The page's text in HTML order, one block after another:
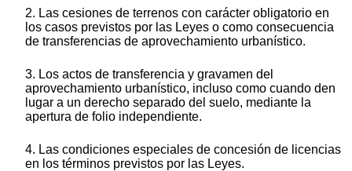
2. Las cesiones de terrenos con carácter obligatorio en
los casos previstos por las Leyes o como consecuencia
de transferencias de aprovechamiento urbanístico.
3. Los actos de transferencia y gravamen del
aprovechamiento urbanístico, incluso como cuando den
lugar a un derecho separado del suelo, mediante la
apertura de folio independiente.
4. Las condiciones especiales de concesión de licencias
en los términos previstos por las Leyes.